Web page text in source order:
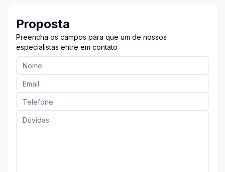
Proposta
Preencha os campos para que um de nossos
especialistas entre em contato